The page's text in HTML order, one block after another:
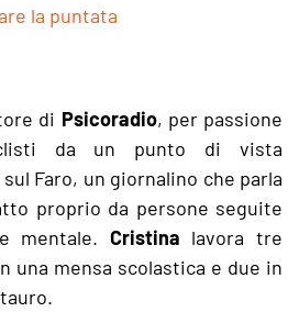
la puntata
di Psicoradio, per passione
da un punto di vista
Faro, un giornalino che parla
proprio da persone seguite
mentale. Cristina lavora tre
una mensa scolastica e due in